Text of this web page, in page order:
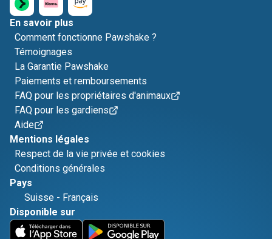
En savoir plus
Comment fonctionne Pawshake ?
Témoignages
La Garantie Pawshake
Paiements et remboursements
FAQ pour les propriétaires d'animaux
FAQ pour les gardiens
Aide
Mentions légales
Respect de la vie privée et cookies
Conditions générales
Pays
Suisse - Français
Disponible sur